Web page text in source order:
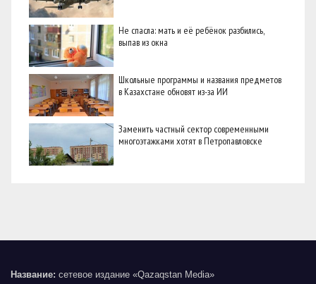
Не спасла: мать и её ребёнок разбились,
выпав из окна
Школьные программы и названия предметов
в Казахстане обновят из-за ИИ
Заменить частный сектор современными
многоэтажками хотят в Петропавловске
Название: сетевое издание «Qazaqstan Media»